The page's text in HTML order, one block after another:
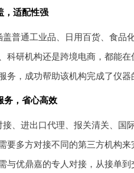
，适配性强
普通工业品、日用百货、食品
科研机构还是跨境电商，都能
务，成功帮助该机构完成了仪
务，省心高效
、进出口代理、报关清关、国
要多方对接不同的第三方机构
与优鼎嘉的专人对接，从接单